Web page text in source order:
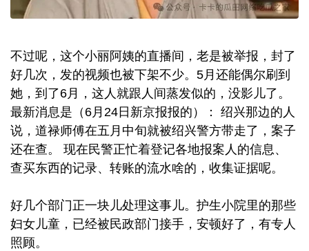
不过呢，这个小丽阿姨的直播间，老是被举报，封了
好几次，发的视频也被下架不少。5月还能偶尔刷到
她，到了6月，这人就跟人间蒸发似的，没影儿了。
最新消息是（6月24日新京报报的）： 绍兴那边的人
说，道禄师傅在五月中旬就被绍兴警方带走了，案子
还在查。 现在民警正忙着登记各地报案人的信息、
查买东西的记录、转账的流水啥的，收集证据呢。
好几个部门正一块儿处理这事儿。护生小院里的那些
妇女儿童，已经被民政部门接手，安顿好了，有专人
照顾。